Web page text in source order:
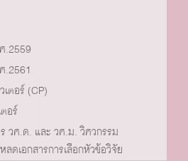
.2559
ตอร์ (CP)
อร์
วศ.ด. และ วศ.ม. วิศวกรรม
ดเอกสารการเลือกหัวข้อวิจัย